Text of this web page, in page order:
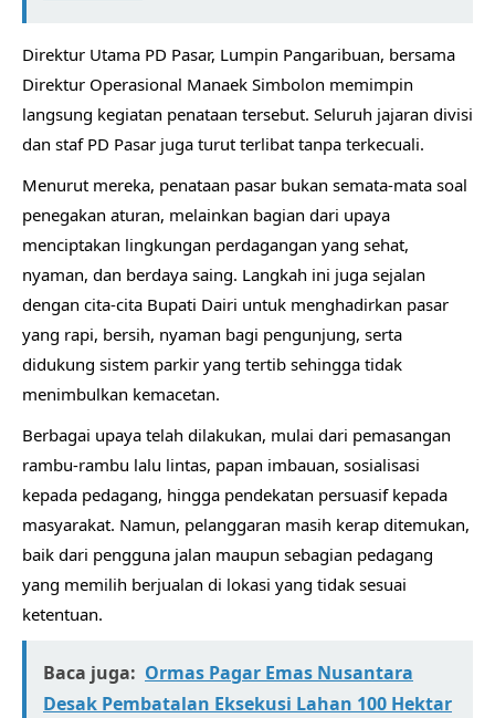
Direktur Utama PD Pasar, Lumpin Pangaribuan, bersama
Direktur Operasional Manaek Simbolon memimpin
langsung kegiatan penataan tersebut. Seluruh jajaran divisi
dan staf PD Pasar juga turut terlibat tanpa terkecuali.
Menurut mereka, penataan pasar bukan semata-mata soal
penegakan aturan, melainkan bagian dari upaya
menciptakan lingkungan perdagangan yang sehat,
nyaman, dan berdaya saing. Langkah ini juga sejalan
dengan cita-cita Bupati Dairi untuk menghadirkan pasar
yang rapi, bersih, nyaman bagi pengunjung, serta
didukung sistem parkir yang tertib sehingga tidak
menimbulkan kemacetan.
Berbagai upaya telah dilakukan, mulai dari pemasangan
rambu-rambu lalu lintas, papan imbauan, sosialisasi
kepada pedagang, hingga pendekatan persuasif kepada
masyarakat. Namun, pelanggaran masih kerap ditemukan,
baik dari pengguna jalan maupun sebagian pedagang
yang memilih berjualan di lokasi yang tidak sesuai
ketentuan.
Baca juga: Ormas Pagar Emas Nusantara
Desak Pembatalan Eksekusi Lahan 100 Hektar